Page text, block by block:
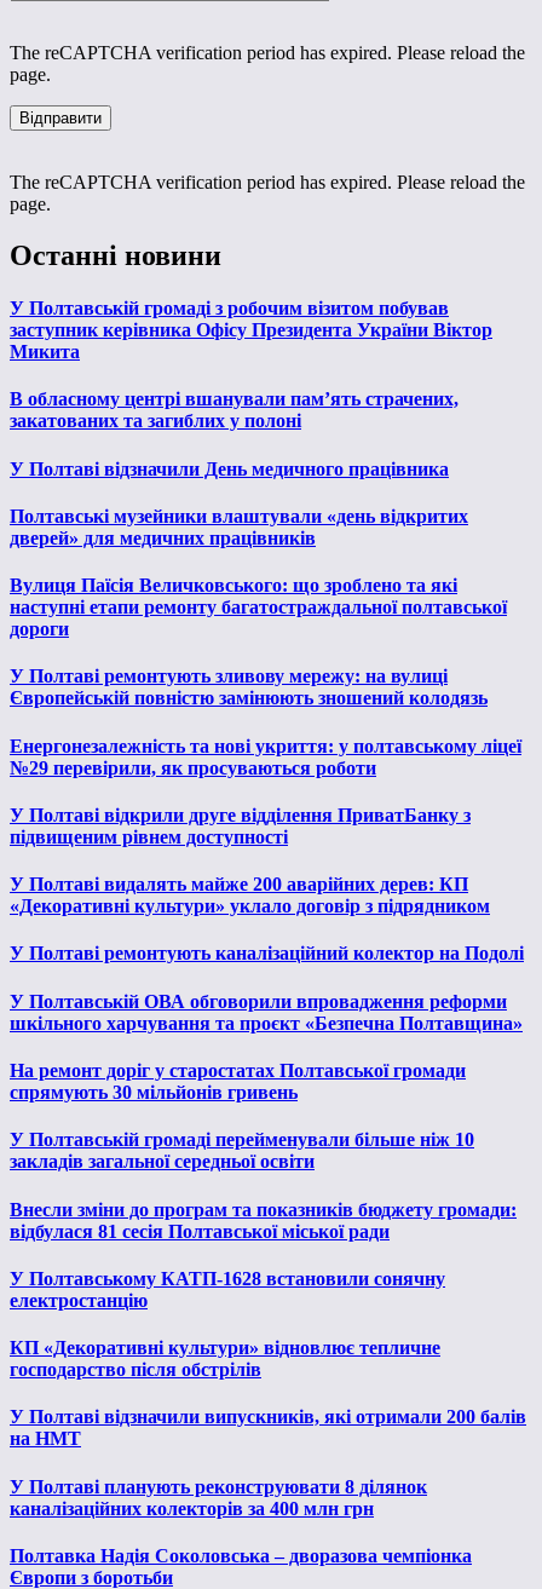
The reCAPTCHA verification period has expired. Please reload the
page.
The reCAPTCHA verification period has expired. Please reload the
page.
Останні новини
У Полтавській громаді з робочим візитом побував
заступник керівника Офісу Президента України Віктор
Микита
В обласному центрі вшанували пам’ять страчених,
закатованих та загиблих у полоні
У Полтаві відзначили День медичного працівника
Полтавські музейники влаштували «день відкритих
дверей» для медичних працівників
Вулиця Паїсія Величковського: що зроблено та які
наступні етапи ремонту багатостраждальної полтавської
дороги
У Полтаві ремонтують зливову мережу: на вулиці
Європейській повністю замінюють зношений колодязь
Енергонезалежність та нові укриття: у полтавському ліцеї
№29 перевірили, як просуваються роботи
У Полтаві відкрили друге відділення ПриватБанку з
підвищеним рівнем доступності
У Полтаві видалять майже 200 аварійних дерев: КП
«Декоративні культури» уклало договір з підрядником
У Полтаві ремонтують каналізаційний колектор на Подолі
У Полтавській ОВА обговорили впровадження реформи
шкільного харчування та проєкт «Безпечна Полтавщина»
На ремонт доріг у старостатах Полтавської громади
спрямують 30 мільйонів гривень
У Полтавській громаді перейменували більше ніж 10
закладів загальної середньої освіти
Внесли зміни до програм та показників бюджету громади:
відбулася 81 сесія Полтавської міської ради
У Полтавському КАТП-1628 встановили сонячну
електростанцію
КП «Декоративні культури» відновлює тепличне
господарство після обстрілів
У Полтаві відзначили випускників, які отримали 200 балів
на НМТ
У Полтаві планують реконструювати 8 ділянок
каналізаційних колекторів за 400 млн грн
Полтавка Надія Соколовська – дворазова чемпіонка
Європи з боротьби